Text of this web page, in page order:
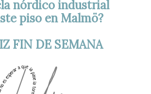
nórdico industrial
piso en Malmö?
FIN DE SEMANA